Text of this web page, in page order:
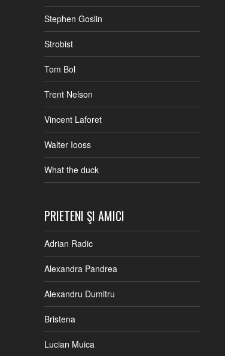
Stephen Goslin
Strobist
Tom Bol
Trent Nelson
Vincent Laforet
Walter Iooss
What the duck
PRIETENI ŞI AMICI
Adrian Radic
Alexandra Pandrea
Alexandru Dumitru
Bristena
Lucian Muica